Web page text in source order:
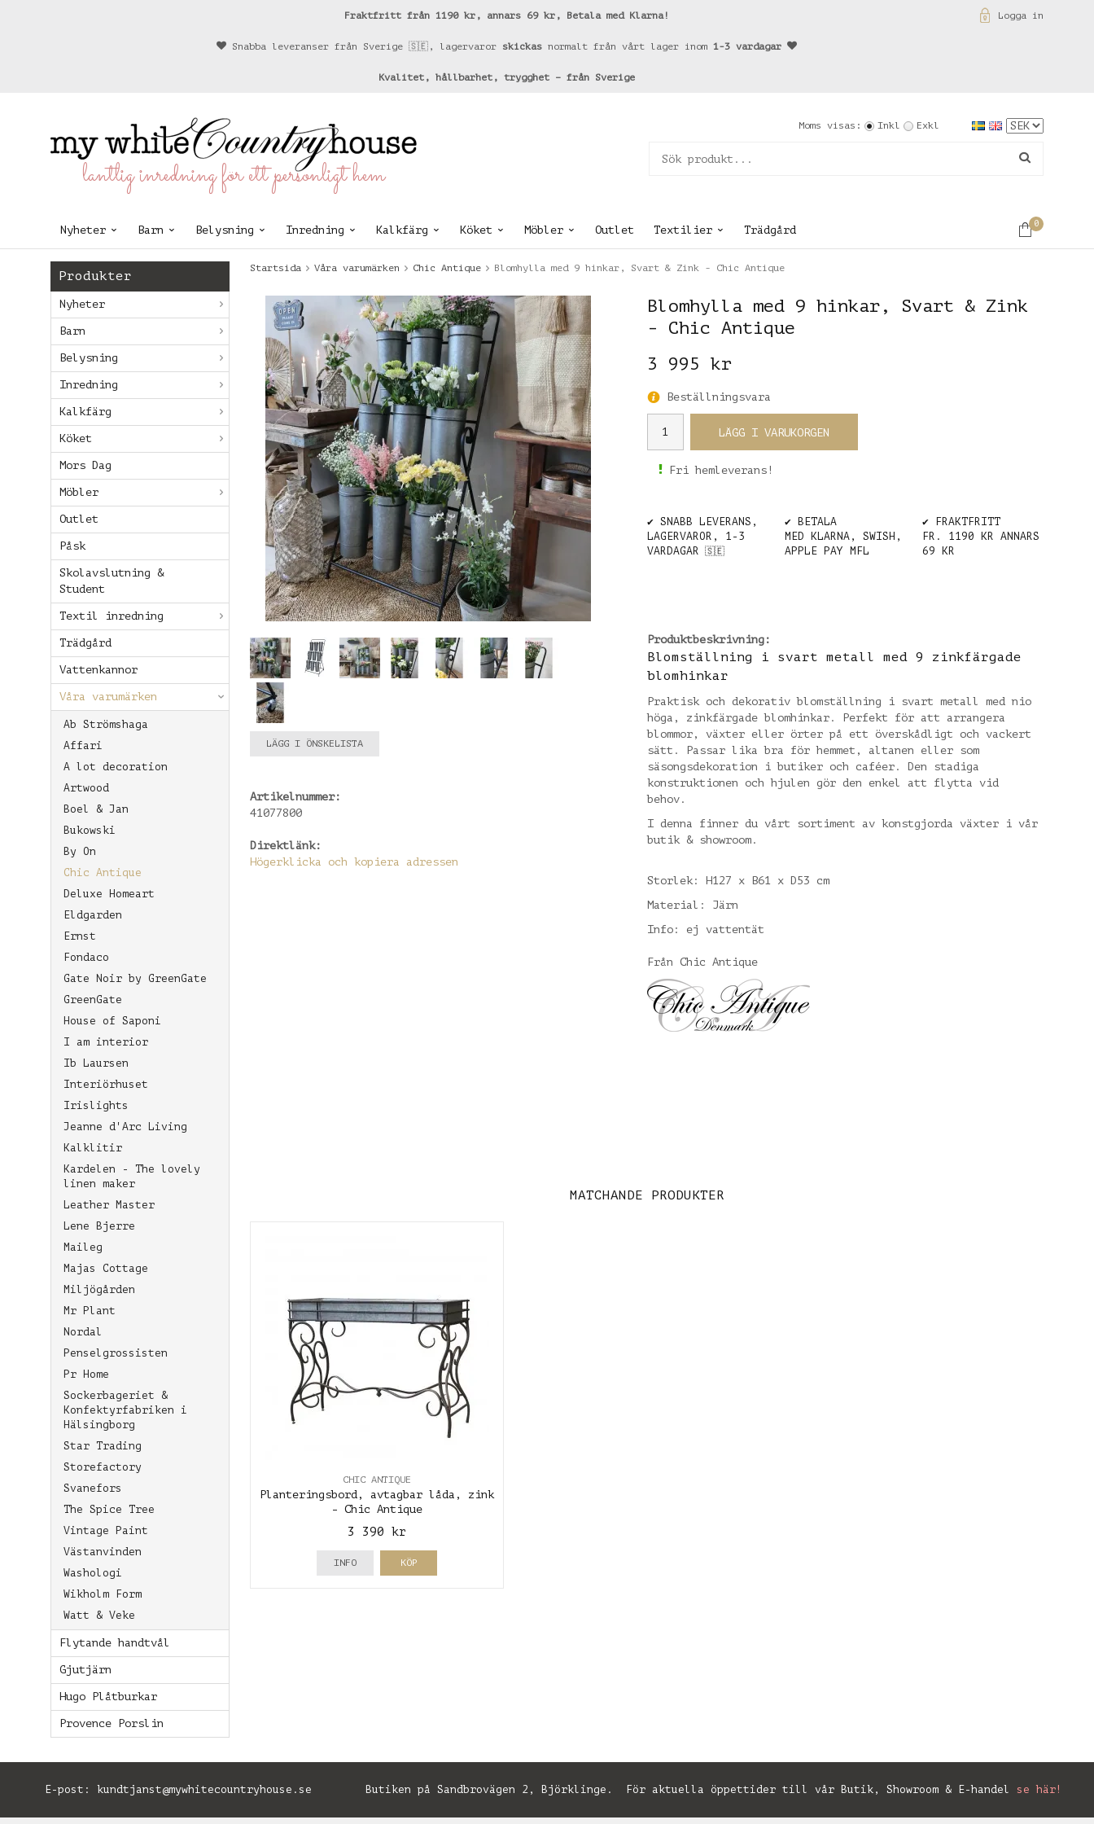
Logga in
Fraktfritt från 1190 kr, annars 69 kr, Betala med Klarna!
Snabba leveranser från Sverige 🇸🇪, lagervaror skickas normalt från vårt lager inom 1-3 vardagar
Kvalitet, hållbarhet, trygghet – från Sverige
lantlig inredning för ett personligt hem
Moms visas: Inkl Exkl
Nyheter Barn Belysning Inredning Kalkfärg Köket Möbler Outlet Textilier Trädgård
0
Produkter
Nyheter
Barn
Belysning
Inredning
Kalkfärg
Köket
Mors Dag
Möbler
Outlet
Påsk
Skolavslutning &
Student
Textil inredning
Trädgård
Vattenkannor
Våra varumärken
Ab Strömshaga
Affari
A lot decoration
Artwood
Boel & Jan
Bukowski
By On
Chic Antique
Deluxe Homeart
Eldgarden
Ernst
Fondaco
Gate Noir by GreenGate
GreenGate
House of Saponi
I am interior
Ib Laursen
Interiörhuset
Irislights
Jeanne d'Arc Living
Kalklitir
Kardelen - The lovely
linen maker
Leather Master
Lene Bjerre
Maileg
Majas Cottage
Miljögården
Mr Plant
Nordal
Penselgrossisten
Pr Home
Sockerbageriet &
Konfektyrfabriken i
Hälsingborg
Star Trading
Storefactory
Svanefors
The Spice Tree
Vintage Paint
Västanvinden
Washologi
Wikholm Form
Watt & Veke
Flytande handtvål
Gjutjärn
Hugo Plåtburkar
Provence Porslin
Startsida Våra varumärken Chic Antique Blomhylla med 9 hinkar, Svart & Zink - Chic Antique
Blomhylla med 9 hinkar, Svart & Zink
- Chic Antique
3 995 kr
Beställningsvara
LÄGG I VARUKORGEN
Fri hemleverans!
✔️ SNABB LEVERANS,
LAGERVAROR, 1-3
VARDAGAR
🇸🇪
✔️ BETALA
MED KLARNA, SWISH,
APPLE PAY MFL
✔️ FRAKTFRITT
FR. 1190 KR ANNARS
69 KR
Produktbeskrivning:
Blomställning i svart metall med 9 zinkfärgade
blomhinkar
Praktisk och dekorativ blomställning i svart metall med nio
höga, zinkfärgade blomhinkar. Perfekt för att arrangera
blommor, växter eller örter på ett överskådligt och vackert
sätt. Passar lika bra för hemmet, altanen eller som
säsongsdekoration i butiker och caféer. Den stadiga
konstruktionen och hjulen gör den enkel att flytta vid
behov.
I denna finner du vårt sortiment av konstgjorda växter i vår
butik & showroom.
Storlek: H127 x B61 x D53 cm
Material: Järn
Info: ej vattentät
Från Chic Antique
LÄGG I ÖNSKELISTA
Artikelnummer:
41077800
Direktlänk:
Högerklicka och kopiera adressen
MATCHANDE PRODUKTER
CHIC ANTIQUE
Planteringsbord, avtagbar låda, zink
- Chic Antique
3 390 kr
INFO KÖP
E-post: kundtjanst@mywhitecountryhouse.se Butiken på Sandbrovägen 2, Björklinge. För aktuella öppettider till vår Butik, Showroom & E-handel se här!